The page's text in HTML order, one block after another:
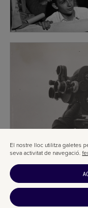
El nostre lloc utilitza galetes
seva activitat de navegació.